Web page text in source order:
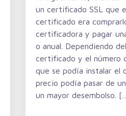
un certificado SSL que
certificado era
certificadora y pagar
o anual. Dependiendo
certificado y el número
que se podía instalar el
precio podía pasar de
un mayor desembolso.